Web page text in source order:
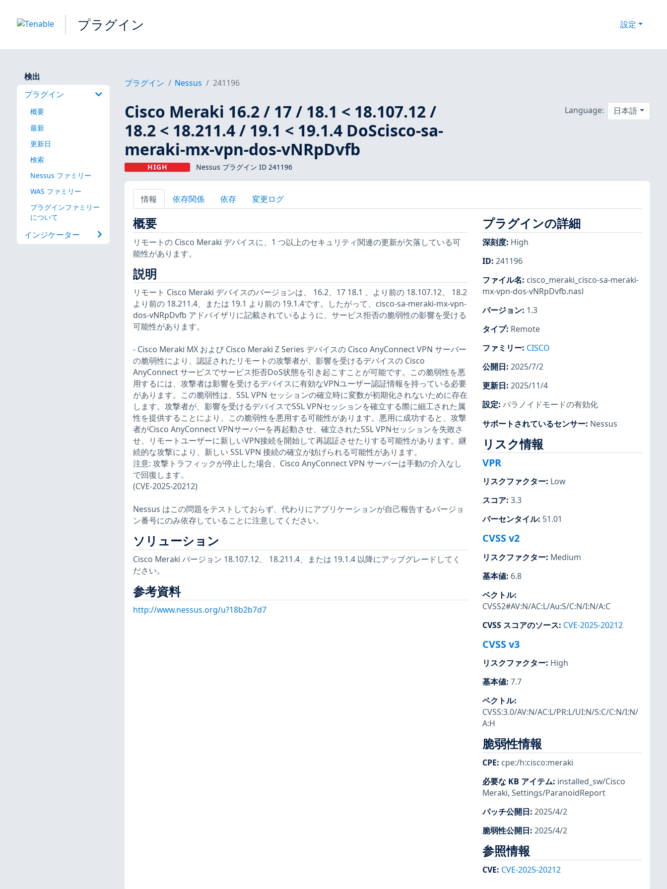
プラグイン 設定
検出
プラグイン
概要
最新
更新日
検索
Nessus ファミリー
WAS ファミリー
プラグインファミリー
について
インジケーター
プラグイン Nessus 241196
Cisco Meraki 16.2 / 17 / 18.1 < 18.107.12 /
18.2 < 18.211.4 / 19.1 < 19.1.4 DoScisco-sa-
meraki-mx-vpn-dos-vNRpDvfb
HIGH Nessus プラグイン ID 241196
Language: 日本語
情報 依存関係 依存 変更ログ
概要
リモートの Cisco Meraki デバイスに、1 つ以上のセキュリティ関連の更新が欠落している可
能性があります。
説明
リモート Cisco Meraki デバイスのバージョンは、 16.2、17 18.1 、より前の 18.107.12、 18.2
より前の 18.211.4、または 19.1 より前の 19.1.4です。したがって、cisco-sa-meraki-mx-vpn-
dos-vNRpDvfb アドバイザリに記載されているように、サービス拒否の脆弱性の影響を受ける
可能性があります。
- Cisco Meraki MX および Cisco Meraki Z Series デバイスの Cisco AnyConnect VPN サーバー
の脆弱性により、認証されたリモートの攻撃者が、影響を受けるデバイスの Cisco
AnyConnect サービスでサービス拒否DoS状態を引き起こすことが可能です。この脆弱性を悪
用するには、攻撃者は影響を受けるデバイスに有効なVPNユーザー認証情報を持っている必要
があります。この脆弱性は、SSL VPN セッションの確立時に変数が初期化されないために存在
します。攻撃者が、影響を受けるデバイスでSSL VPNセッションを確立する際に細工された属
性を提供することにより、この脆弱性を悪用する可能性があります。悪用に成功すると、攻撃
者がCisco AnyConnect VPNサーバーを再起動させ、確立されたSSL VPNセッションを失敗さ
せ、リモートユーザーに新しいVPN接続を開始して再認証させたりする可能性があります。継
続的な攻撃により、新しい SSL VPN 接続の確立が妨げられる可能性があります。
注意: 攻撃トラフィックが停止した場合、Cisco AnyConnect VPN サーバーは手動の介入なし
で回復します。
(CVE-2025-20212)
Nessus はこの問題をテストしておらず、代わりにアプリケーションが自己報告するバージョ
ン番号にのみ依存していることに注意してください。
ソリューション
Cisco Meraki バージョン 18.107.12、 18.211.4、または 19.1.4 以降にアップグレードしてく
ださい。
参考資料
http://www.nessus.org/u?18b2b7d7
プラグインの詳細
深刻度: High
ID: 241196
ファイル名: cisco_meraki_cisco-sa-meraki-
mx-vpn-dos-vNRpDvfb.nasl
バージョン: 1.3
タイプ: Remote
ファミリー: CISCO
公開日: 2025/7/2
更新日: 2025/11/4
設定: パラノイドモードの有効化
サポートされているセンサー: Nessus
リスク情報
VPR
リスクファクター: Low
スコア: 3.3
パーセンタイル: 51.01
CVSS v2
リスクファクター: Medium
基本値: 6.8
ベクトル:
CVSS2#AV:N/AC:L/Au:S/C:N/I:N/A:C
CVSS スコアのソース: CVE-2025-20212
CVSS v3
リスクファクター: High
基本値: 7.7
ベクトル:
CVSS:3.0/AV:N/AC:L/PR:L/UI:N/S:C/C:N/I:N/
A:H
脆弱性情報
CPE: cpe:/h:cisco:meraki
必要な KB アイテム: installed_sw/Cisco
Meraki, Settings/ParanoidReport
パッチ公開日: 2025/4/2
脆弱性公開日: 2025/4/2
参照情報
CVE: CVE-2025-20212